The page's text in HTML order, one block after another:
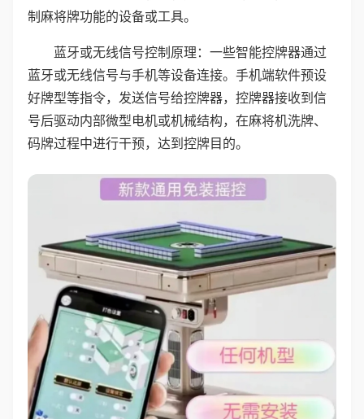
制麻将牌功能的设备或工具。
蓝牙或无线信号控制原理：一些智能控牌器通过
蓝牙或无线信号与手机等设备连接。手机端软件预设
好牌型等指令，发送信号给控牌器，控牌器接收到信
号后驱动内部微型电机或机械结构，在麻将机洗牌、
码牌过程中进行干预，达到控牌目的。